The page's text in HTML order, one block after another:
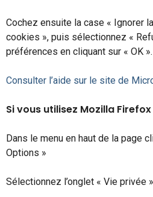
Cochez ensuite la case « Ignorer
cookies », puis sélectionnez «
préférences en cliquant sur « OK ».
Consulter l’aide sur le site de
Si vous utilisez Mozilla Firefox
Dans le menu en haut de la page
Options »
Sélectionnez l’onglet « Vie privée »